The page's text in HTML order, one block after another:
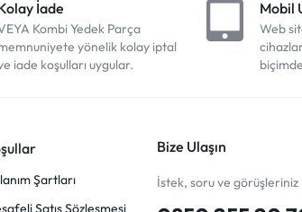
İade
Kombi Yedek Parça
yönelik kolay iptal
iade koşulları uygular.
Mobil
Web
Şartları
Satış Sözleşmesi
Bize Ulaşın
İstek, soru ve görüşleriniz